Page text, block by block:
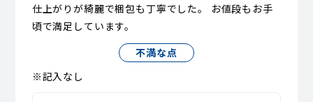
仕上がりが綺麗で梱包も丁寧でした。 お値段もお手
頃で満足しています。
不満な点
※記入なし